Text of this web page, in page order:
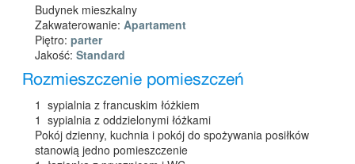
Budynek mieszkalny
Zakwaterowanie: Apartament
Piętro: parter
Jakość: Standard
Rozmieszczenie pomieszczeń
1 sypialnia z francuskim łóżkiem
1 sypialnia z oddzielonymi łóżkami
Pokój dzienny, kuchnia i pokój do spożywania posiłków
stanowią jedno pomieszczenie